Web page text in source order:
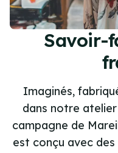
Savoir-
Imaginés,
dans notre
campagne de
est conçu avec